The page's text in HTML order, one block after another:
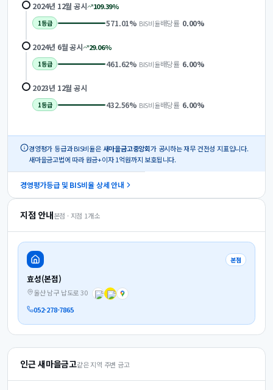
2024년 12월 공시 109.39%
1등급 571.01% BIS비율배당률 0.00%
2024년 6월공시 29.06%
1등급 461.62% BIS비율배당률 6.00%
2023년 12월 공시
1등급 432.56% BIS비율배당률 6.00%
경영평가 등급과 BIS비율은 새마을금고중앙회가 공시하는 재무 건전성 지표입니다.
새마을금고법에 따라 원금+이자 1억원까지 보호됩니다.
경영평가등급 및 BIS비율 상세 안내
지점 안내본점 · 지점 1개소
본점
효성(본점)
울산 남구 납도로 30
052-278-7865
인근 새마을금고같은 지역 주변 금고